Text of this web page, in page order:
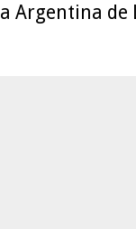
Argentina de